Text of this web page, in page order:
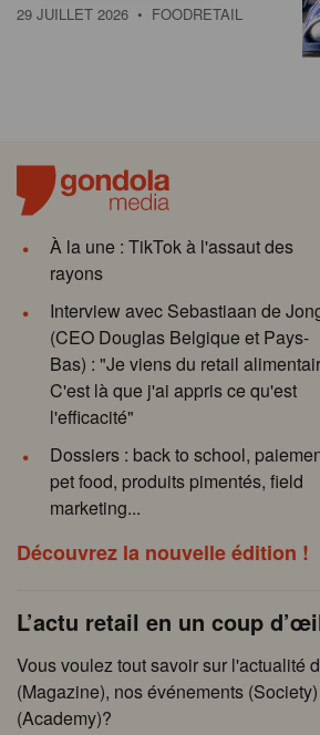
29 JUILLET 2026 • FOODRETAIL
À la une : TikTok à l'assaut des
rayons
Interview avec Sebastiaan de
(CEO Douglas Belgique et Pays-
Bas) : "Je viens du retail
C'est là que j'ai appris ce qu'est
l'efficacité"
Dossiers : back to school,
pet food, produits pimentés, field
marketing...
Découvrez la nouvelle édition !
L’actu retail en un coup
Vous voulez tout savoir sur l'actualité
(Magazine), nos événements
(Academy)?